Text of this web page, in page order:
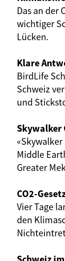
Das an der
wichtiger
Lücken.
Klare
BirdLife
Schweiz
und
Skywalker
«Skywalker
Middle
Greater
CO2-
Vier Tage
den